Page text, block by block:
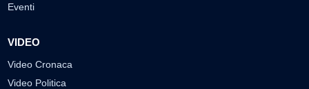
Eventi
VIDEO
Video Cronaca
Video Politica